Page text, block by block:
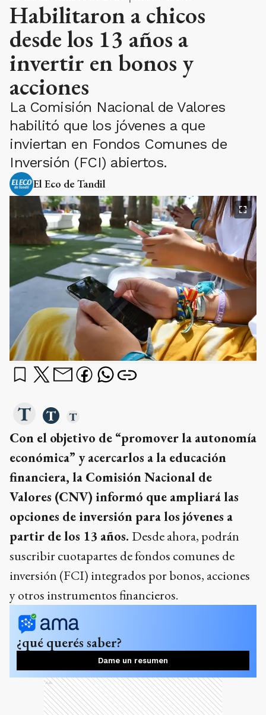
Habilitaron a chicos
desde los 13 años a
invertir en bonos y
acciones
La Comisión Nacional de Valores
habilitó que los jóvenes a que
inviertan en Fondos Comunes de
Inversión (FCI) abiertos.
El Eco de Tandil
Con el objetivo de “promover la autonomía
económica” y acercarlos a la educación
financiera, la Comisión Nacional de
Valores (CNV) informó que ampliará las
opciones de inversión para los jóvenes a
partir de los 13 años. Desde ahora, podrán
suscribir cuotapartes de fondos comunes de
inversión (FCI) integrados por bonos, acciones
y otros instrumentos financieros.
¿qué querés saber?
Dame un resumen
Ads